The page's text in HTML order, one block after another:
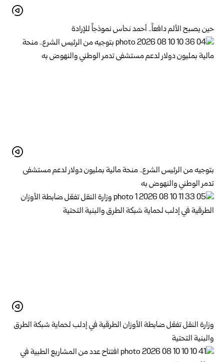
حين يصبح الألم دافعاً.. أحمد نحاس نموذجاً للإرادة
بتوجيه من الرئيس الشرع.. منحة مالية بمليون دولار لدعم ‌‏مستشفى
تدمر الوطني والنهوض به‏
وزارة النقل تفعّل ضابطة الأوزان الطرقية في إدلب لحماية شبكة الطرق
والبنية التحتية